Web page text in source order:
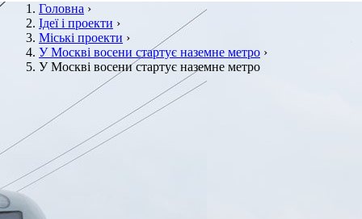
Головна ›
Ідеї і проекти ›
Міські проекти ›
У Москві восени стартує наземне метро ›
У Москві восени стартує наземне метро